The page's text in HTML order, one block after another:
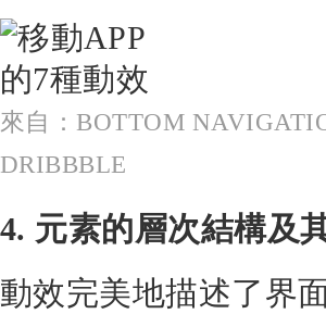
來自：BOTTOM
DRIBBBLE
4. 元素的層次結構及
動效完美地描述了界